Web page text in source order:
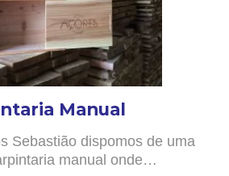
Manual
Sebastião dispomos de uma
manual onde…